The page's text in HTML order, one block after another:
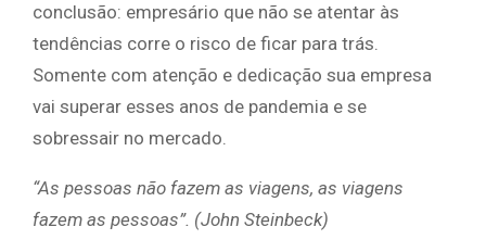
conclusão: empresário que não se atentar às
tendências corre o risco de ficar para trás.
Somente com atenção e dedicação sua empresa
vai superar esses anos de pandemia e se
sobressair no mercado.
“As pessoas não fazem as viagens, as viagens
fazem as pessoas”. (John Steinbeck)